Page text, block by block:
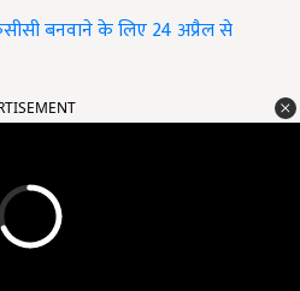
बनवाने के लिए 24 अप्रैल से